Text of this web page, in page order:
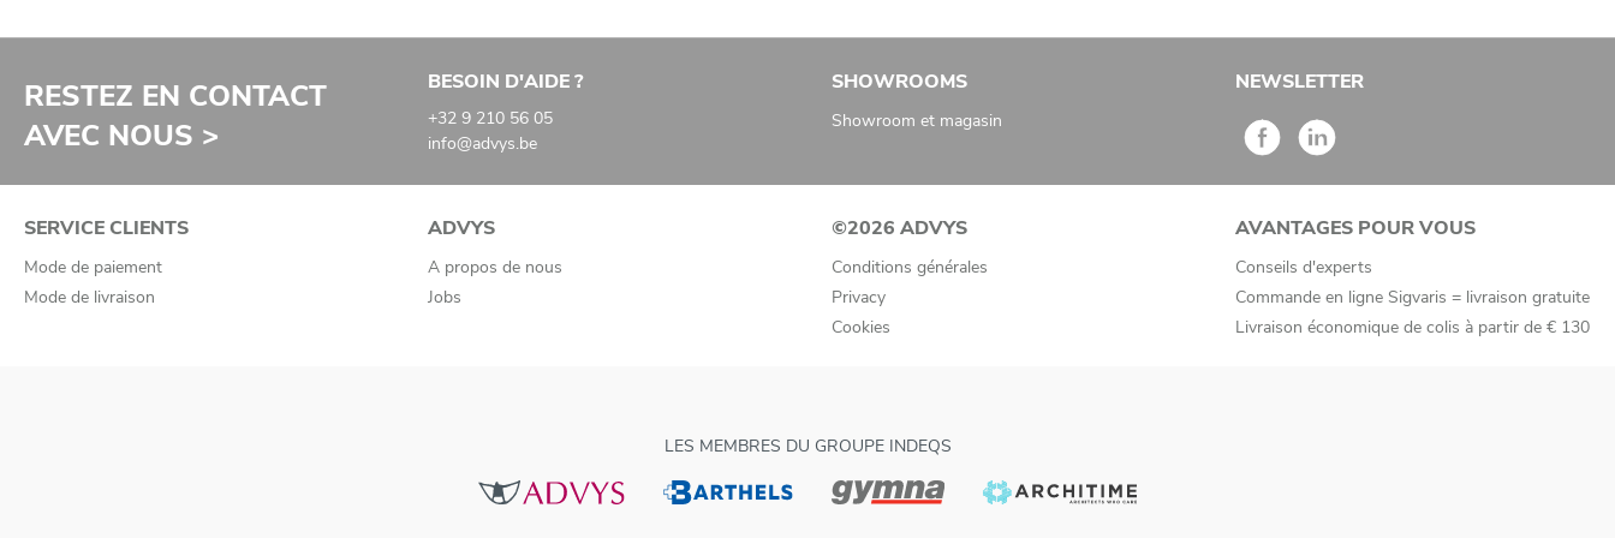
RESTEZ EN CONTACT
AVEC NOUS >
BESOIN D'AIDE ?
+32 9 210 56 05
info@advys.be
SHOWROOMS
Showroom et magasin
NEWSLETTER
SERVICE CLIENTS
Mode de paiement
Mode de livraison
ADVYS
A propos de nous
Jobs
©2026 ADVYS
Conditions générales
Privacy
Cookies
AVANTAGES POUR VOUS
Conseils d'experts
Commande en ligne Sigvaris = livraison gratuite
Livraison économique de colis à partir de € 130
LES MEMBRES DU GROUPE INDEQS